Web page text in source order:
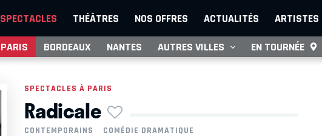
SPECTACLES THÉÂTRES NOS OFFRES ACTUALITÉS ARTISTES
PARIS BORDEAUX NANTES AUTRES VILLES EN TOURNÉE
SPECTACLES À PARIS
Radicale
CONTEMPORAINS COMÉDIE DRAMATIQUE